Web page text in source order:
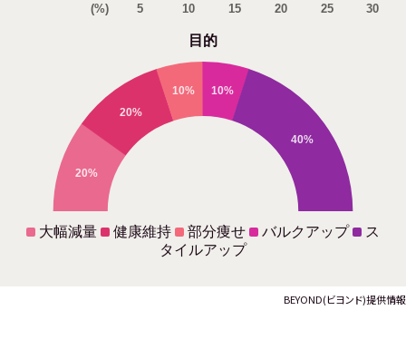
(%) 5 10 15 20 25 30
目的
20%
20%
10% 10%
40%
大幅減量 健康維持 部分痩せ バルクアップ
ス
タイルアップ
BEYOND(ビヨンド)提供情報